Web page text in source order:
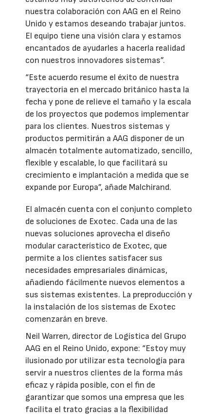
nuestra colaboración con AAG en el Reino
Unido y estamos deseando trabajar juntos.
El equipo tiene una visión clara y estamos
encantados de ayudarles a hacerla realidad
con nuestros innovadores sistemas”.
“Este acuerdo resume el éxito de nuestra
trayectoria en el mercado británico hasta la
fecha y pone de relieve el tamaño y la escala
de los proyectos que podemos implementar
para los clientes. Nuestros sistemas y
productos permitirán a AAG disponer de un
almacén totalmente automatizado, sencillo,
flexible y escalable, lo que facilitará su
crecimiento e implantación a medida que se
expande por Europa”, añade Malchirand.
El almacén cuenta con el conjunto completo
de soluciones de Exotec. Cada una de las
nuevas soluciones aprovecha el diseño
modular característico de Exotec, que
permite a los clientes satisfacer sus
necesidades empresariales dinámicas,
añadiendo fácilmente nuevos elementos a
sus sistemas existentes. La preproducción y
la instalación de los sistemas de Exotec
comenzarán en breve.
Neil Warren, director de Logística del Grupo
AAG en el Reino Unido, expone: “Estoy muy
ilusionado por utilizar esta tecnología para
servir a nuestros clientes de la forma más
eficaz y rápida posible, con el fin de
garantizar que somos una empresa que les
facilita el trato gracias a la flexibilidad